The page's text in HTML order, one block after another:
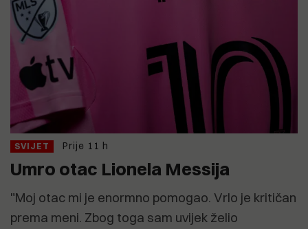
SVIJET Prije 11 h
Umro otac Lionela Messija
"Moj otac mi je enormno pomogao. Vrlo je kritičan
prema meni. Zbog toga sam uvijek želio